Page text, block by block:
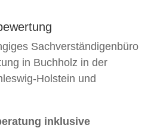
Sachverständigenbüro
in Buchholz in der
Holstein und
inklusive